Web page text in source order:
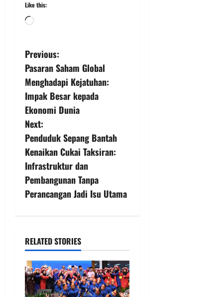
Like this:
Previous:
Pasaran Saham Global
Menghadapi Kejatuhan:
Impak Besar kepada
Ekonomi Dunia
Next:
Penduduk Sepang Bantah
Kenaikan Cukai Taksiran:
Infrastruktur dan
Pembangunan Tanpa
Perancangan Jadi Isu Utama
RELATED STORIES